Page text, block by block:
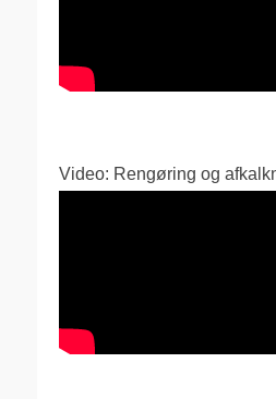
Video: Rengøring og